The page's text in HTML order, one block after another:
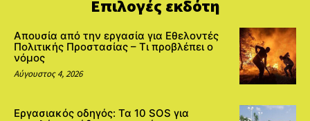
Επιλογές εκδότη
Απουσία από την εργασία για Εθελοντές
Πολιτικής Προστασίας – Τι προβλέπει ο
νόμος
Αύγουστος 4, 2026
Εργασιακός οδηγός: Τα 10 SOS για